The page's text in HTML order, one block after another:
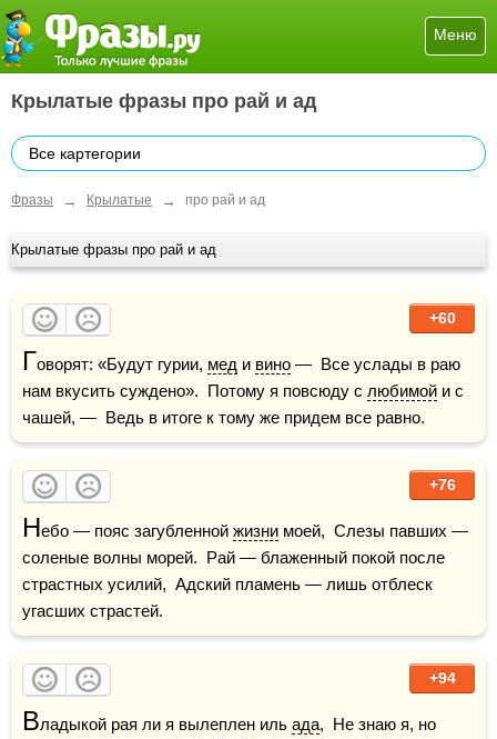
Меню
Крылатые фразы про рай и ад
Все картегории
Фразы → Крылатые → про рай и ад
Крылатые фразы про рай и ад
+60
Говорят: «Будут гурии, мед и вино —  Все услады в раю
нам вкусить суждено».  Потому я повсюду с любимой и с
чашей, —  Ведь в итоге к тому же придем все равно.
+76
Небо — пояс загубленной жизни моей,  Слезы павших —
соленые волны морей.  Рай — блаженный покой после
страстных усилий,  Адский пламень — лишь отблеск
угасших страстей.
+94
Владыкой рая ли я вылеплен иль ада,  Не знаю я, но